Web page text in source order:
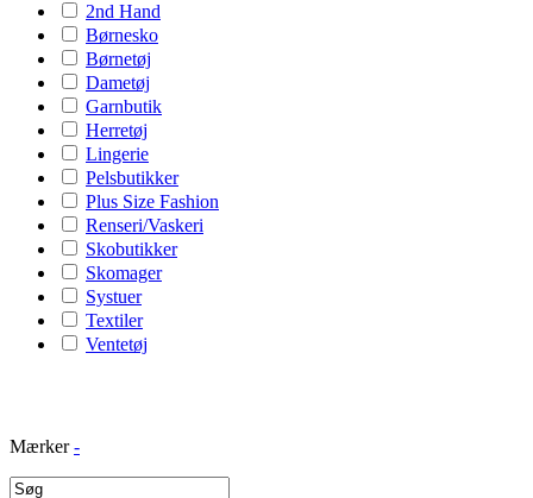
2nd Hand
Børnesko
Børnetøj
Dametøj
Garnbutik
Herretøj
Lingerie
Pelsbutikker
Plus Size Fashion
Renseri/Vaskeri
Skobutikker
Skomager
Systuer
Textiler
Ventetøj
Mærker -